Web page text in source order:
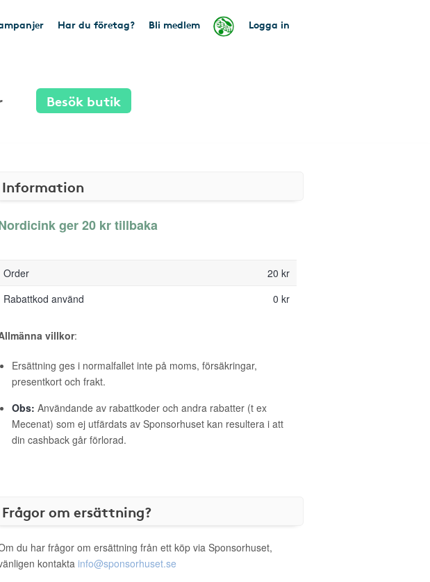
Har du företag? Bli medlem Logga in
Besök butik
Information
ger 20 kr tillbaka
Order
20 kr
Rabattkod använd
0 kr
villkor:
Ersättning ges i normalfallet inte på moms, försäkringar,
presentkort och frakt.
Obs: Användande av rabattkoder och andra rabatter (t ex
Mecenat) som ej utfärdats av Sponsorhuset kan resultera i att
din cashback går förlorad.
Frågor om ersättning?
du har frågor om ersättning från ett köp via Sponsorhuset,
kontakta info@sponsorhuset.se